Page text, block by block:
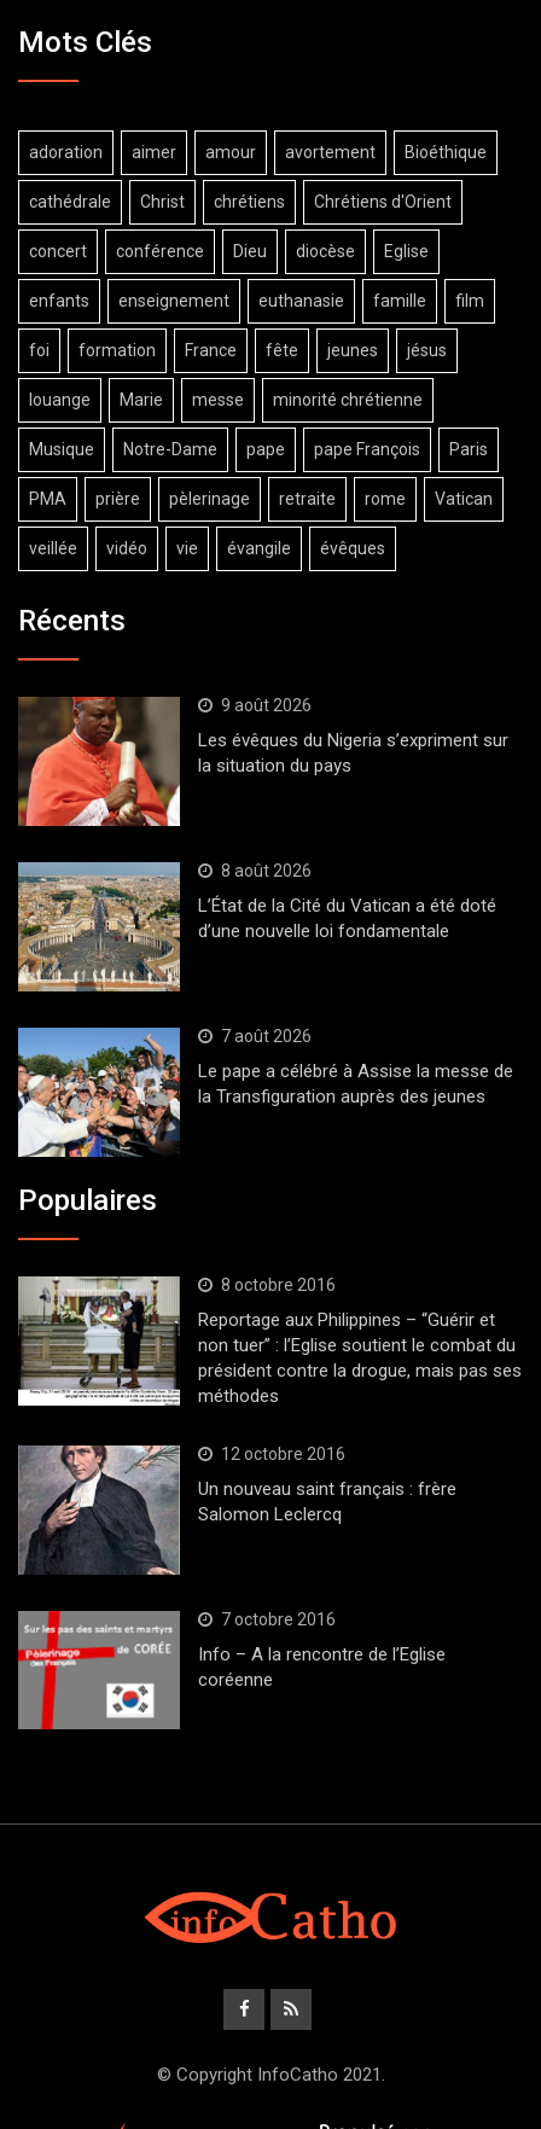
Mots Clés
adoration aimer amour avortement Bioéthique
cathédrale Christ chrétiens Chrétiens d'Orient
concert conférence Dieu diocèse Eglise
enfants enseignement euthanasie famille film
foi formation France fête jeunes jésus
louange Marie messe minorité chrétienne
Musique Notre-Dame pape pape François Paris
PMA prière pèlerinage retraite rome Vatican
veillée vidéo vie évangile évêques
Récents
9 août 2026
Les évêques du Nigeria s’expriment sur
la situation du pays
8 août 2026
L’État de la Cité du Vatican a été doté
d’une nouvelle loi fondamentale
7 août 2026
Le pape a célébré à Assise la messe de
la Transfiguration auprès des jeunes
Populaires
8 octobre 2016
Reportage aux Philippines – “Guérir et
non tuer” : l’Eglise soutient le combat du
président contre la drogue, mais pas ses
méthodes
12 octobre 2016
Un nouveau saint français : frère
Salomon Leclercq
7 octobre 2016
Info – A la rencontre de l’Eglise
coréenne
© Copyright InfoCatho 2021.